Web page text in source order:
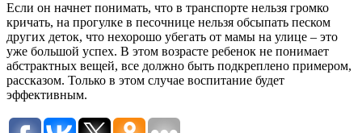
Если он начнет понимать, что в транспорте нельзя громко
кричать, на прогулке в песочнице нельзя обсыпать песком
других деток, что нехорошо убегать от мамы на улице – это
уже большой успех. В этом возрасте ребенок не понимает
абстрактных вещей, все должно быть подкреплено примером,
рассказом. Только в этом случае воспитание будет
эффективным.